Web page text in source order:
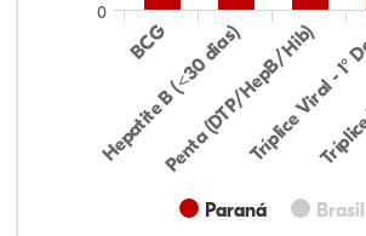
Paraná Brasil
BCG
Hepatite B (<30 dias)
Penta (DTP/HepB/Hib)
Tríplice Viral -
0